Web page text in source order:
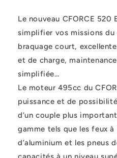
Le nouveau CFORCE 520
simplifier vos missions
braquage court,
et de charge,
simplifiée…
Le moteur 495cc du
puissance et de
d’un couple plus
gamme tels que les feux à
d’aluminium et les pneus